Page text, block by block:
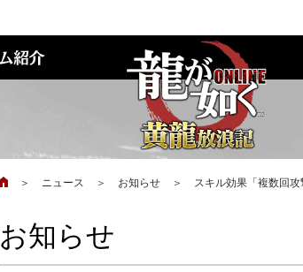
＞ ニュース ＞ お知らせ ＞ スキル効果「複数回
お知らせ